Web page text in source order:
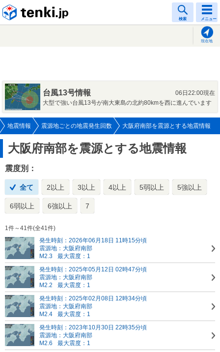
検索 メニュー
現在地
台風13号情報
06日22:00現在
大型で強い台風13号が南大東島の北約80kmを西に進んでいます
地震情報 震源地ごとの地震発生回数 大阪府南部を震源とする地震情報
大阪府南部を震源とする地震情報
震度別：
全て 2以上 3以上 4以上 5弱以上 5強以上
6弱以上 6強以上 7
1件～41件(全41件)
発生時刻：2026年06月18日 11時15分頃
震源地：大阪府南部
M2.3
最大震度：1
発生時刻：2025年05月12日 02時47分頃
震源地：大阪府南部
M2.2
最大震度：1
発生時刻：2025年02月08日 12時34分頃
震源地：大阪府南部
M2.4
最大震度：1
発生時刻：2023年10月30日 22時35分頃
震源地：大阪府南部
M2.6
最大震度：1